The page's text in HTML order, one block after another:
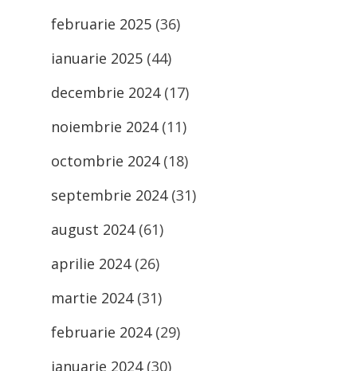
februarie 2025 (36)
ianuarie 2025 (44)
decembrie 2024(17)
noiembrie 2024(11)
octombrie 2024(18)
septembrie 2024(31)
august 2024(61)
aprilie 2024(26)
martie 2024(31)
februarie 2024(29)
ianuarie 2024(30)